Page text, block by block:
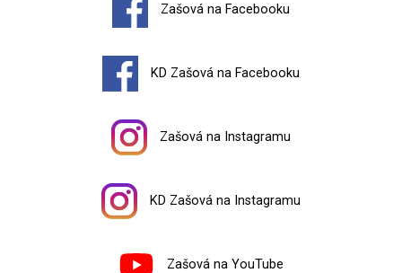
Zašová na Facebooku
KD Zašová na Facebooku
Zašová na Instagramu
KD Zašová na Instagramu
Zašová na YouTube